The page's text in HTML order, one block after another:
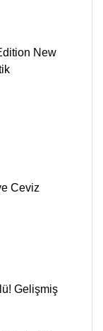
New
Ceviz
Gelişmiş